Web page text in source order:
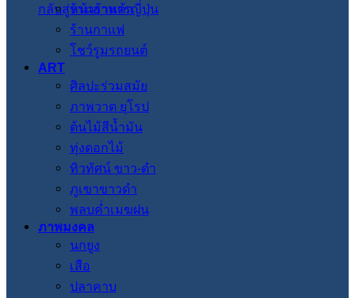
กลับสู่หน้าร้านค้า
ร้านอาหารญี่ปุ่น
ร้านกาแฟ
โชว์รูมรถยนต์
ART
ศิลปะร่วมสมัย
ภาพวาด ยุโรป
ต้นไม้สีน้ำมัน
ทุ่งดอกไม้
ทิวทัศน์ ขาว-ดำ
ภูเขาขาวดำ
พลบค่ำเมฆฝน
ภาพมงคล
นกยูง
เสือ
ปลาคาบ